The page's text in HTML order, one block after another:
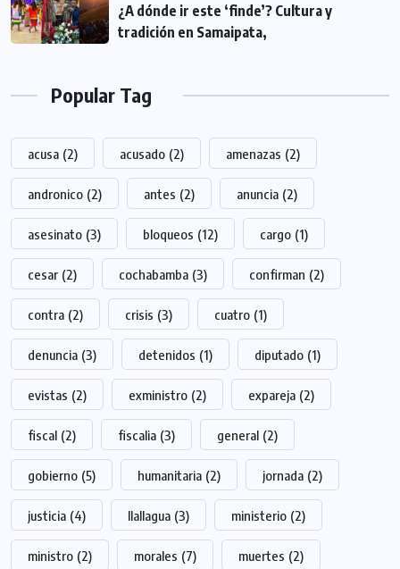
¿A dónde ir este ‘finde’? Cultura y
tradición en Samaipata,
Popular Tag
acusa (2) acusado (2) amenazas (2)
andronico (2) antes (2) anuncia (2)
asesinato (3) bloqueos (12) cargo (1)
cesar (2) cochabamba (3) confirman (2)
contra (2) crisis (3) cuatro (1)
denuncia (3) detenidos (1) diputado (1)
evistas (2) exministro (2) expareja (2)
fiscal (2) fiscalia (3) general (2)
gobierno (5) humanitaria (2) jornada (2)
justicia (4) llallagua (3) ministerio (2)
ministro (2) morales (7) muertes (2)